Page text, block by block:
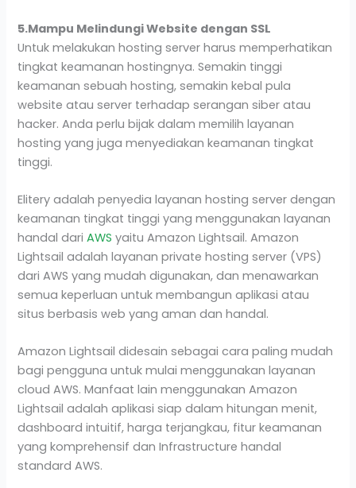
5.Mampu Melindungi Website dengan SSL
Untuk melakukan hosting server harus memperhatikan
tingkat keamanan hostingnya. Semakin tinggi
keamanan sebuah hosting, semakin kebal pula
website atau server terhadap serangan siber atau
hacker. Anda perlu bijak dalam memilih layanan
hosting yang juga menyediakan keamanan tingkat
tinggi.
Elitery adalah penyedia layanan hosting server dengan
keamanan tingkat tinggi yang menggunakan layanan
handal dariAWS yaitu Amazon Lightsail. Amazon
Lightsail adalah layanan private hosting server (VPS)
dari AWS yang mudah digunakan, dan menawarkan
semua keperluan untuk membangun aplikasi atau
situs berbasis web yang aman dan handal.
Amazon Lightsail didesain sebagai cara paling mudah
bagi pengguna untuk mulai menggunakan layanan
cloud AWS. Manfaat lain menggunakan Amazon
Lightsail adalah aplikasi siap dalam hitungan menit,
dashboard intuitif, harga terjangkau, fitur keamanan
yang komprehensif dan Infrastructure handal
standard AWS.